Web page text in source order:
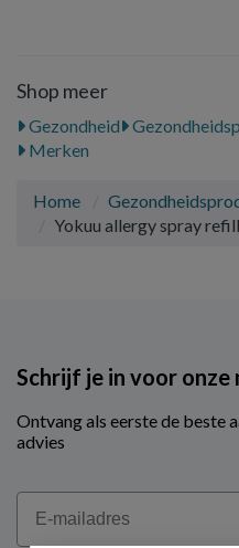
Shop meer
Gezondheid
Merken
Home
Yokuu allergy spray
Schrijf je in voor onze
Ontvang als eerste de beste
advies
Email